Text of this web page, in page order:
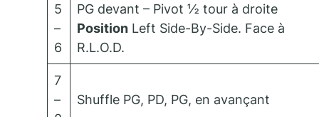
5
–
6
PG devant – Pivot ½ tour à droite
Position Left Side-By-Side. Face à
R.L.O.D.
7
–
Shuffle PG, PD, PG, en avançant